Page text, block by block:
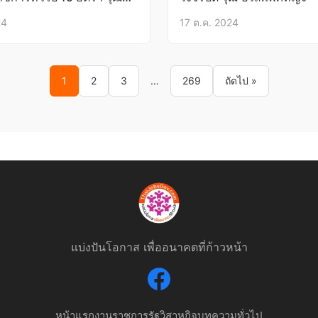
17 ต.ค. 2024
1 2 3 … 269 ถัดไป »
แบ่งปันโอกาส เพื่ออนาคตที่ก้าวหน้า